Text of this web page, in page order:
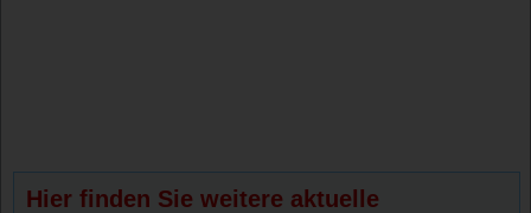
Hier finden Sie weitere aktuelle